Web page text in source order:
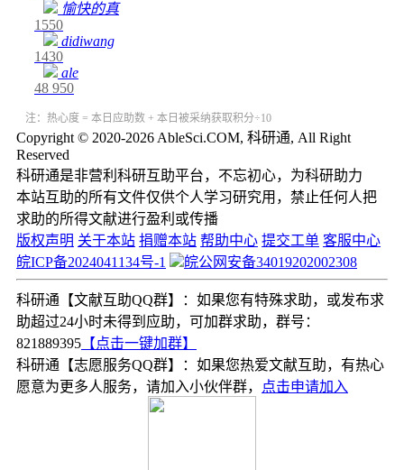
愉快的真
1550
didiwang
1430
ale
48 950
注：热心度 = 本日应助数 + 本日被采纳获取积分÷10
Copyright © 2020-2026 AbleSci.COM, 科研通, All Right
Reserved
科研通是非营利科研互助平台，不忘初心，为科研助力
本站互助的所有文件仅供个人学习研究用，禁止任何人把
求助的所得文献进行盈利或传播
版权声明 关于本站 捐赠本站 帮助中心 提交工单 客服中心
皖ICP备2024041134号-1
皖公网安备34019202002308
科研通【文献互助QQ群】：如果您有特殊求助，或发布求
助超过24小时未得到应助，可加群求助，群号：
821889395 【点击一键加群】
科研通【志愿服务QQ群】：如果您热爱文献互助，有热心
愿意为更多人服务，请加入小伙伴群，
点击申请加入